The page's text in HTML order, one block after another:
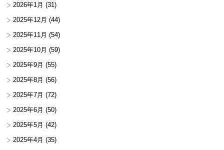
2026年1月 (31)
2025年12月 (44)
2025年11月 (54)
2025年10月 (59)
2025年9月 (55)
2025年8月 (56)
2025年7月 (72)
2025年6月 (50)
2025年5月 (42)
2025年4月 (35)